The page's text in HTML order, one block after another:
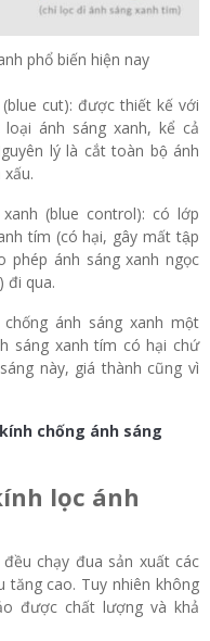
phổ biến hiện nay
cut): được thiết kế với
ánh sáng xanh, kể cả
lý là cắt toàn bộ ánh
(blue control): có lớp
tím (có hại, gây mất tập
phép ánh sáng xanh ngọc
đi qua.
ánh sáng xanh một
sáng xanh tím có hại chứ
này, giá thành cũng vì
chống ánh sáng
lọc ánh
chạy đua sản xuất các
tăng cao. Tuy nhiên không
được chất lượng và khả